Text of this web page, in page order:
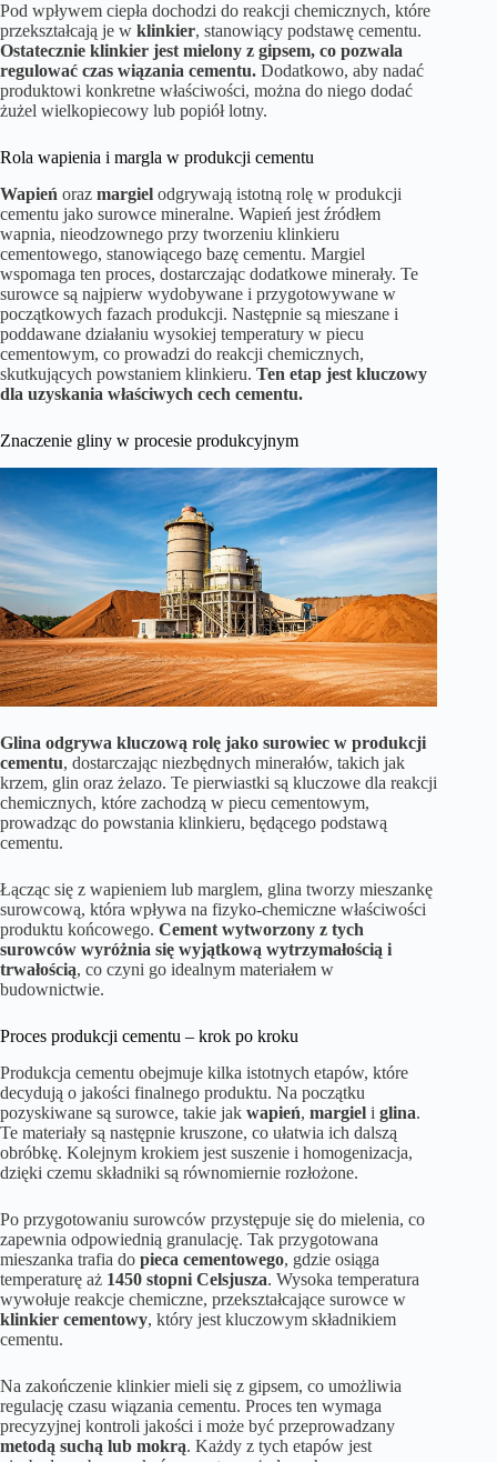
Pod wpływem ciepła dochodzi do reakcji chemicznych, które
przekształcają je w klinkier, stanowiący podstawę cementu.
Ostatecznie klinkier jest mielony z gipsem, co pozwala
regulować czas wiązania cementu. Dodatkowo, aby nadać
produktowi konkretne właściwości, można do niego dodać
żużel wielkopiecowy lub popiół lotny.
Rola wapienia i margla w produkcji cementu
Wapień oraz margiel odgrywają istotną rolę w produkcji
cementu jako surowce mineralne. Wapień jest źródłem
wapnia, nieodzownego przy tworzeniu klinkieru
cementowego, stanowiącego bazę cementu. Margiel
wspomaga ten proces, dostarczając dodatkowe minerały. Te
surowce są najpierw wydobywane i przygotowywane w
początkowych fazach produkcji. Następnie są mieszane i
poddawane działaniu wysokiej temperatury w piecu
cementowym, co prowadzi do reakcji chemicznych,
skutkujących powstaniem klinkieru. Ten etap jest kluczowy
dla uzyskania właściwych cech cementu.
Znaczenie gliny w procesie produkcyjnym
Glina odgrywa kluczową rolę jako surowiec w produkcji
cementu, dostarczając niezbędnych minerałów, takich jak
krzem, glin oraz żelazo. Te pierwiastki są kluczowe dla reakcji
chemicznych, które zachodzą w piecu cementowym,
prowadząc do powstania klinkieru, będącego podstawą
cementu.
Łącząc się z wapieniem lub marglem, glina tworzy mieszankę
surowcową, która wpływa na fizyko-chemiczne właściwości
produktu końcowego. Cement wytworzony z tych
surowców wyróżnia się wyjątkową wytrzymałością i
trwałością, co czyni go idealnym materiałem w
budownictwie.
Proces produkcji cementu – krok po kroku
Produkcja cementu obejmuje kilka istotnych etapów, które
decydują o jakości finalnego produktu. Na początku
pozyskiwane są surowce, takie jak wapień, margiel i glina.
Te materiały są następnie kruszone, co ułatwia ich dalszą
obróbkę. Kolejnym krokiem jest suszenie i homogenizacja,
dzięki czemu składniki są równomiernie rozłożone.
Po przygotowaniu surowców przystępuje się do mielenia, co
zapewnia odpowiednią granulację. Tak przygotowana
mieszanka trafia do pieca cementowego, gdzie osiąga
temperaturę aż 1450 stopni Celsjusza. Wysoka temperatura
wywołuje reakcje chemiczne, przekształcające surowce w
klinkier cementowy, który jest kluczowym składnikiem
cementu.
Na zakończenie klinkier mieli się z gipsem, co umożliwia
regulację czasu wiązania cementu. Proces ten wymaga
precyzyjnej kontroli jakości i może być przeprowadzany
metodą suchą lub mokrą. Każdy z tych etapów jest